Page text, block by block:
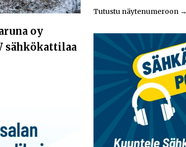
oy
sähkökattilaa
Tutustu näytenumeroon→